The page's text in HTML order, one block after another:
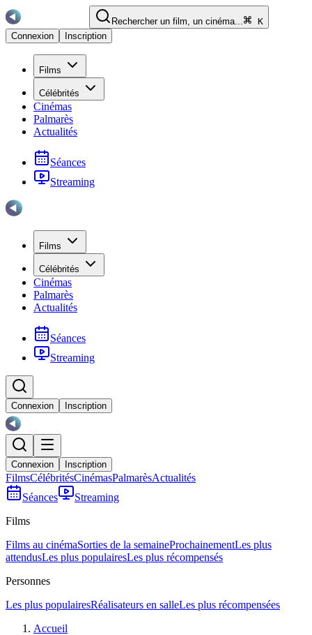
Rechercher un film, un cinéma...
K
Connexion
Inscription
Films
Célébrités
Cinémas
Palmarès
Actualités
Séances
Streaming
Films
Célébrités
Cinémas
Palmarès
Actualités
Séances
Streaming
Connexion Inscription
Connexion Inscription
FilmsCélébritésCinémasPalmarèsActualités
Séances
Streaming
Films
Films au cinémaSorties de la semaineProchainementLes plus
attendusLes plus populairesLes plus récompensés
Personnes
Les plus populairesRéalisateurs en salleLes plus récompensées
Accueil